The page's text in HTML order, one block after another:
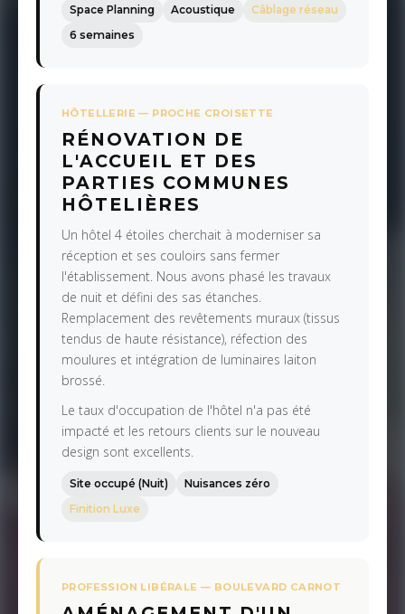
Space Planning Acoustique
Câblage réseau
6 semaines
HÔTELLERIE — PROCHE CROISETTE
RÉNOVATION DE
L'ACCUEIL ET DES
PARTIES COMMUNES
HÔTELIÈRES
Un hôtel 4 étoiles cherchait à moderniser sa
réception et ses couloirs sans fermer
l'établissement. Nous avons phasé les travaux
de nuit et défini des sas étanches.
Remplacement des revêtements muraux (tissus
tendus de haute résistance), réfection des
moulures et intégration de luminaires laiton
brossé.
Le taux d'occupation de l'hôtel n'a pas été
impacté et les retours clients sur le nouveau
design sont excellents.
Site occupé (Nuit)
Nuisances zéro
Finition Luxe
PROFESSION LIBÉRALE — BOULEVARD CARNOT